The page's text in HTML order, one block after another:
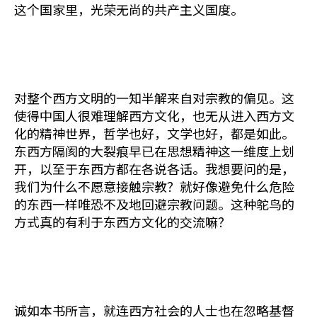
这个国家里，光荣无尚的共产主义国度。
对整个西方文明的一知半解来自对宗教的偏见。这
使得中国人很难理解西方文化，也无从进入西方文
化的精神世界，哲学也好，文学也好，都是如此。
东西方隔阂的大裂痕早已在思想精神这一维度上划
开，以至于东西方都在各说各话。我想要问的是，
我们为什么不愿意接触宗教？就好像避免什么危险
的东西一样唯恐不及地回避宗教问题。这种鸵鸟的
方式真的有利于东西方文化的交流嘛？
诚如本书所言，就连西方社会的人士也在忽略基督